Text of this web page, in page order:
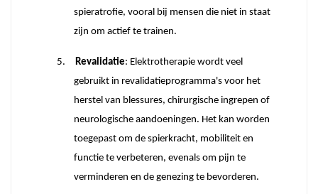
spieratrofie, vooral bij mensen die niet in staat
zijn om actief te trainen.
5. Revalidatie: Elektrotherapie wordt veel
gebruikt in revalidatieprogramma's voor het
herstel van blessures, chirurgische ingrepen of
neurologische aandoeningen. Het kan worden
toegepast om de spierkracht, mobiliteit en
functie te verbeteren, evenals om pijn te
verminderen en de genezing te bevorderen.